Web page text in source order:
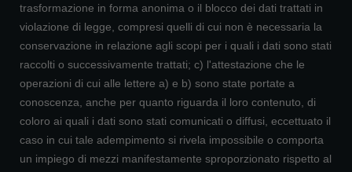
trasformazione in forma anonima o il blocco dei dati trattati in
violazione di legge, compresi quelli di cui non è necessaria la
conservazione in relazione agli scopi per i quali i dati sono stati
raccolti o successivamente trattati; c) l'attestazione che le
operazioni di cui alle lettere a) e b) sono state portate a
conoscenza, anche per quanto riguarda il loro contenuto, di
coloro ai quali i dati sono stati comunicati o diffusi, eccettuato il
caso in cui tale adempimento si rivela impossibile o comporta
un impiego di mezzi manifestamente sproporzionato rispetto al